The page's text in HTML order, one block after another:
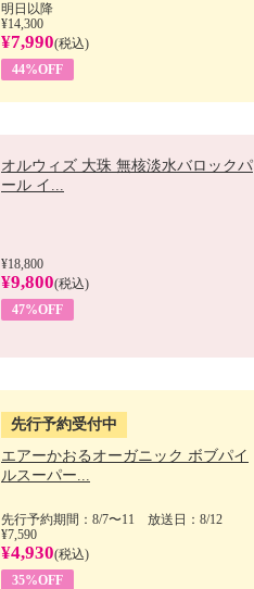
明日以降
¥14,300
¥7,990(税込)
44%OFF
オルウィズ 大珠 無核淡水バロックパ
ール イ...
¥18,800
¥9,800(税込)
47%OFF
先行予約受付中
エアーかおるオーガニック ボブパイ
ルスーパー...
先行予約期間：8/7〜11 放送日：8/12
¥7,590
¥4,930(税込)
35%OFF